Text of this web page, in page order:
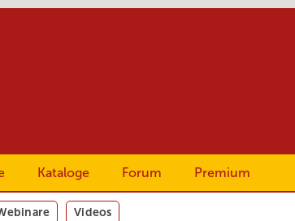
Kataloge Forum Premium
Videos